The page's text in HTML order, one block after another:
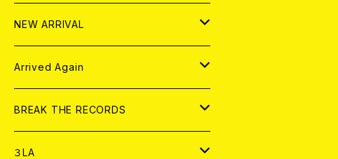
HOOD
EL ZINE
アナログ
アパレル
書籍
DIGITAL CONTENTS
NEW ARRIVAL
CD
アナログ
Arrived Again
CD
アナログ
BREAK THE RECORDS
CD
３LA